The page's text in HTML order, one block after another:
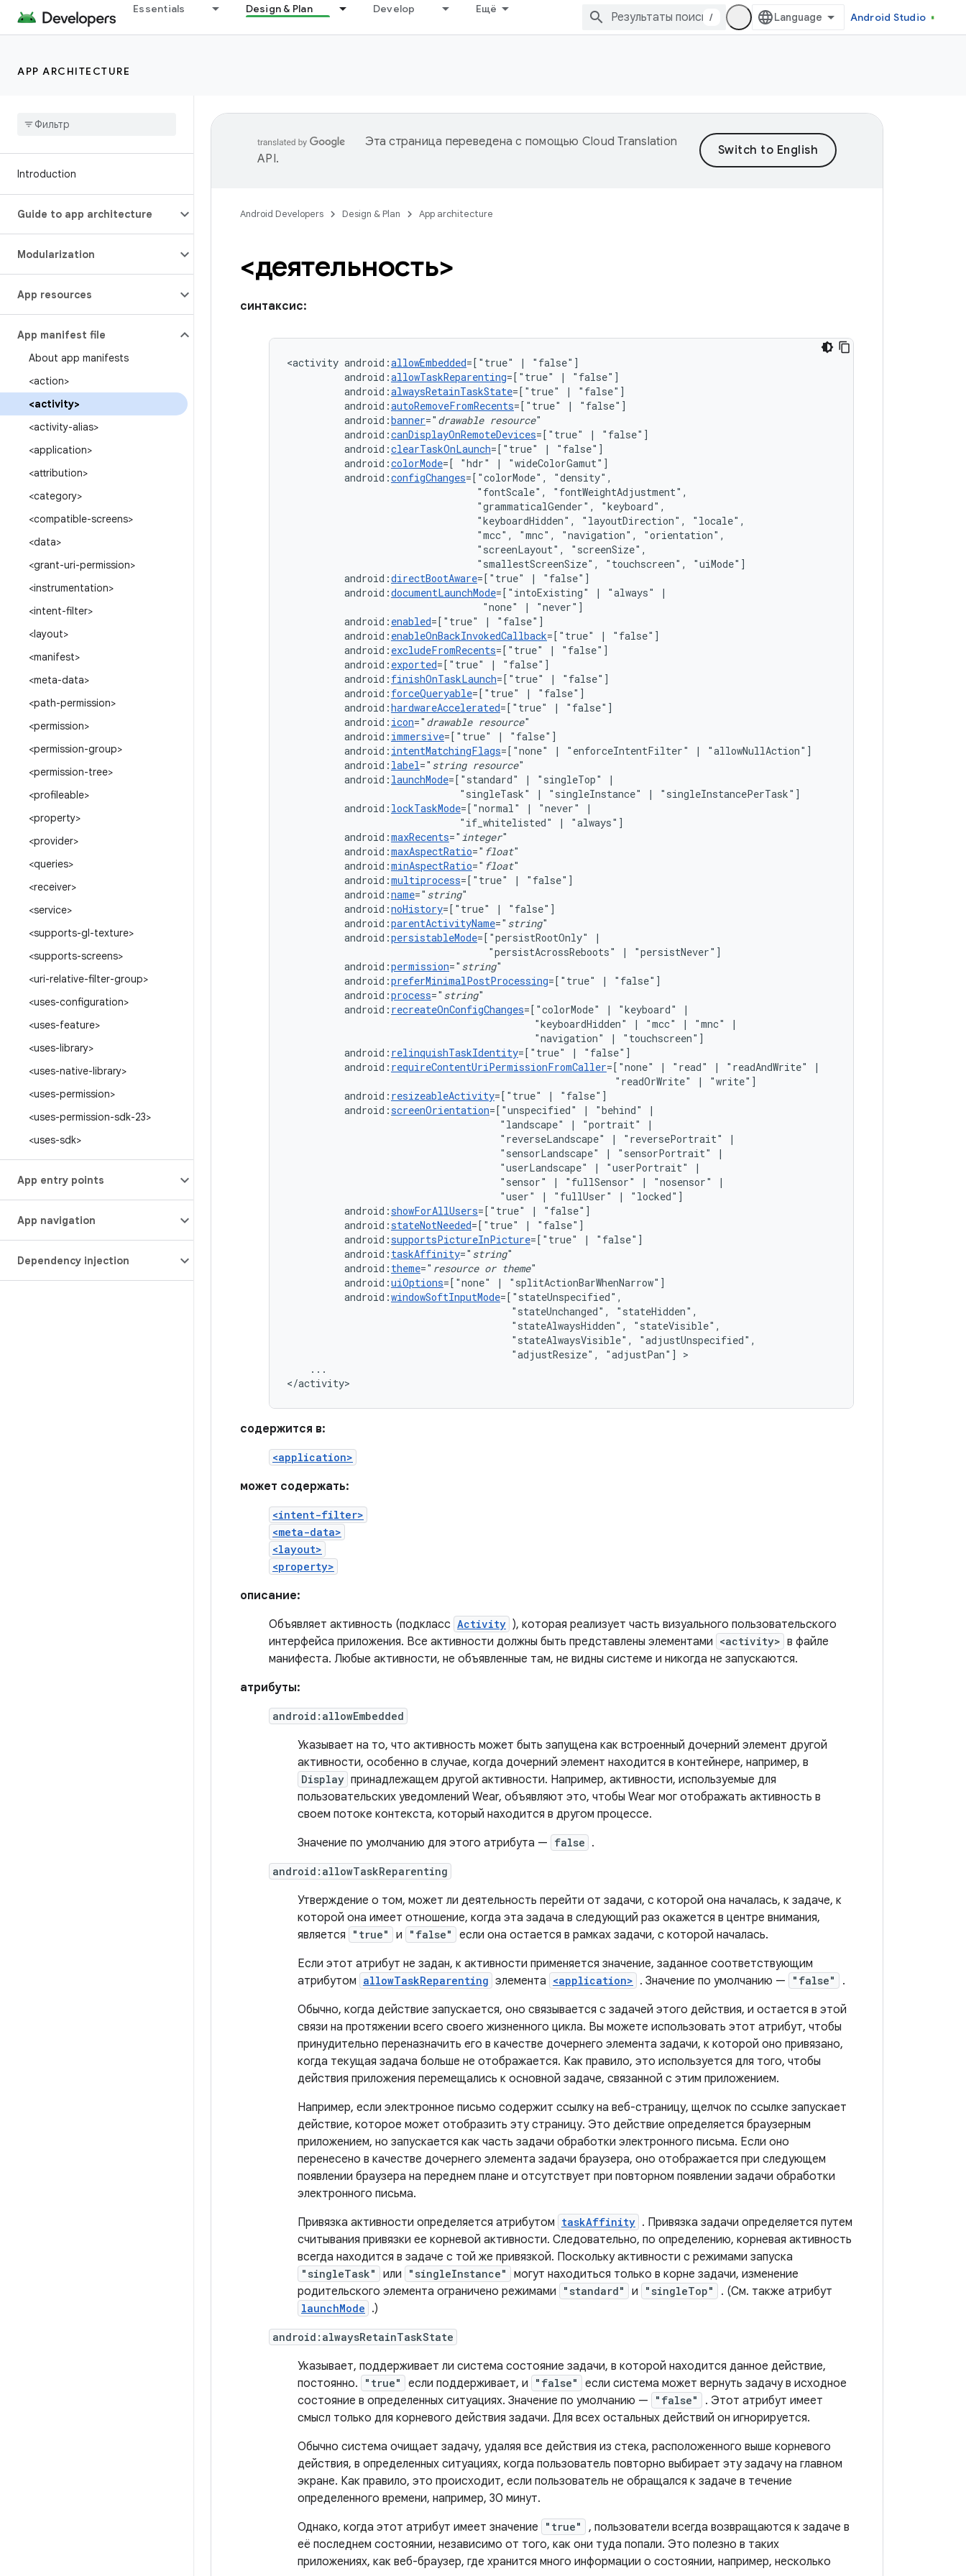
Essentials Design & Plan Develop Ещё
/ Android Studio
APP ARCHITECTURE
Introduction
Guide to app architecture
Modularization
App resources
App manifest file
About app manifests
<action>
<activity>
<activity-alias>
<application>
<attribution>
<category>
<compatible-screens>
<data>
<grant-uri-permission>
<instrumentation>
<intent-filter>
<layout>
<manifest>
<meta-data>
<path-permission>
<permission>
<permission-group>
<permission-tree>
<profileable>
<property>
<provider>
<queries>
<receiver>
<service>
<supports-gl-texture>
<supports-screens>
<uri-relative-filter-group>
<uses-configuration>
<uses-feature>
<uses-library>
<uses-native-library>
<uses-permission>
<uses-permission-sdk-23>
<uses-sdk>
App entry points
App navigation
Dependency injection
Эта страница переведена с помощью Cloud Translation
API.
Android Developers Design & Plan App architecture
<деятельность>
синтаксис:
<activity android:allowEmbedded=["true" |
android:allowTaskReparenting=["true" |
android:alwaysRetainTaskState=["true" |
android:autoRemoveFromRecents=["true" |
android:banner=" drawable resource
android:canDisplayOnRemoteDevices=["true" |
android:clearTaskOnLaunch=["true" |
android:colorMode=[ "hdr" |
android:configChanges=["colorMode",
"fontScale",
"grammaticalGender",
"keyboardHidden",
"layoutDirection",
"mcc",
"mnc", "navigation",
"screenLayout",
"smallestScreenSize",
"touchscreen",
android:directBootAware=["true" |
android:documentLaunchMode=["intoExisting" | "always"
"none"
|
android: enabled=["true" |
android: enableOnBackInvokedCallback=["true" |
android: excludeFromRecents=["true" |
android: exported=["true" |
android: finishOnTaskLaunch=["true" |
android: forceQueryable=["true" |
android:hardwareAccelerated=["true" |
android: icon=" drawable resource
android: immersive=["true" |
android: intentMatchingFlags=["none" | "enforceIntentFilter" |
android: label=" string resource
android: launchMode=["standard" | "singleTop"
"singleTask"
| "singleInstance" |
android: lockTaskMode=["normal" | "never"
"if_whitelisted"
|
android:maxRecents=" integer
android:maxAspectRatio=" float
android:minAspectRatio=" float
android:multiprocess=["true" |
android:name=" string
android:noHistory=["true" |
"false"]
android:parentActivityName=" string"
android:persistableMode=["persistRootOnly"
|
"persistAcrossReboots"
|
android:permission=" string
android:preferMinimalPostProcessing=["true" |
android:process=" string
android: recreateOnConfigChanges=["colorMode" | "keyboard"
"keyboardHidden"
| "mcc" | "mnc"
"navigation"
|
android: relinquishTaskIdentity=["true" |
android: requireContentUriPermissionFromCaller=["none" | "read" | "readAndWrite"
"readOrWrite"
|
"write"]
android: resizeableActivity=["true" |
android:screenOrientation=["unspecified" | "behind"
"landscape"
| "portrait"
"reverseLandscape"
| "reversePortrait"
"sensorLandscape"
| "sensorPortrait"
"userLandscape"
| "userPortrait"
"sensor"
| "fullSensor" | "nosensor"
"user"
| "fullUser" |
android:showForAllUsers=["true" |
android:stateNotNeeded=["true" |
android:supportsPictureInPicture=["true" |
android: taskAffinity=" string
android: theme=" resource or theme
android:uiOptions=["none" |
android:windowSoftInputMode
"stateUnchanged",
"stateAlwaysHidden",
"stateAlwaysVisible",
"adjustResize",
"adjustPan"]
>
...
</activity>
содержится в:
<application>
может содержать:
<intent-filter>
<meta-data>
<layout>
<property>
описание:
Объявляет активность (подкласс Activity ), которая реализует часть визуального пользовательского
интерфейса приложения. Все активности должны быть представлены элементами <activity> в файле
манифеста. Любые активности, не объявленные там, не видны системе и никогда не запускаются.
атрибуты:
android:allowEmbedded
Указывает на то, что активность может быть запущена как встроенный дочерний элемент другой
активности, особенно в случае, когда дочерний элемент находится в контейнере, например, в
Display принадлежащем другой активности. Например, активности, используемые для
пользовательских уведомлений Wear, объявляют это, чтобы Wear мог отображать активность в
своем потоке контекста, который находится в другом процессе.
Значение по умолчанию для этого атрибута — false .
android:allowTaskReparenting
Утверждение о том, может ли деятельность перейти от задачи, с которой она началась, к задаче, к
которой она имеет отношение, когда эта задача в следующий раз окажется в центре внимания,
является
"true" и "false"
если она остается в рамках задачи, с которой началась.
Если этот атрибут не задан, к активности применяется значение, заданное соответствующим
атрибутом allowTaskReparenting элемента <application> . Значение по умолчанию — "false"
.
Обычно, когда действие запускается, оно связывается с задачей этого действия, и остается в этой
связи на протяжении всего своего жизненного цикла. Вы можете использовать этот атрибут, чтобы
принудительно переназначить его в качестве дочернего элемента задачи, к которой оно привязано,
когда текущая задача больше не отображается. Как правило, это используется для того, чтобы
действия приложения перемещались к основной задаче, связанной с этим приложением.
Например, если электронное письмо содержит ссылку на веб-страницу, щелчок по ссылке запускает
действие, которое может отобразить эту страницу. Это действие определяется браузерным
приложением, но запускается как часть задачи обработки электронного письма. Если оно
перенесено в качестве дочернего элемента задачи браузера, оно отображается при следующем
появлении браузера на переднем плане и отсутствует при повторном появлении задачи обработки
электронного письма.
Привязка активности определяется атрибутом taskAffinity . Привязка задачи определяется путем
считывания привязки ее корневой активности. Следовательно, по определению, корневая активность
всегда находится в задаче с той же привязкой. Поскольку активности с режимами запуска
"singleTask" или "singleInstance"
могут находиться только в корне задачи, изменение
родительского элемента ограничено режимами
"standard" и "singleTop" . (См. также атрибут
launchMode .)
android:alwaysRetainTaskState
Указывает, поддерживает ли система состояние задачи, в которой находится данное действие,
постоянно.
"true" если поддерживает, и "false"
если система может вернуть задачу в исходное
состояние в определенных ситуациях. Значение по умолчанию —
"false"
. Этот атрибут имеет
смысл только для корневого действия задачи. Для всех остальных действий он игнорируется.
Обычно система очищает задачу, удаляя все действия из стека, расположенного выше корневого
действия, в определенных ситуациях, когда пользователь повторно выбирает эту задачу на главном
экране. Как правило, это происходит, если пользователь не обращался к задаче в течение
определенного времени, например, 30 минут.
Однако, когда этот атрибут имеет значение
"true"
, пользователи всегда возвращаются к задаче в
её последнем состоянии, независимо от того, как они туда попали. Это полезно в таких
приложениях, как веб-браузер, где хранится много информации о состоянии, например, несколько